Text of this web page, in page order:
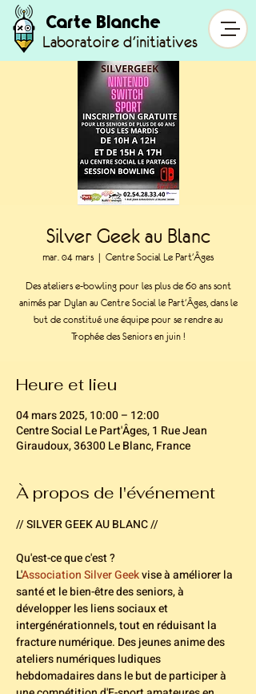
Carte Blanche
Laboratoire d'initiatives
Silver Geek au Blanc
mar. 04 mars Centre Social Le Part'Âges
Des ateliers e-bowling pour les plus de 60 ans sont
animés par Dylan au Centre Social le Part'Âges, dans le
but de constitué une équipe pour se rendre au
Trophée des Seniors en juin !
Heure et lieu
04 mars 2025, 10:00 – 12:00
Centre Social Le Part'Âges, 1 Rue Jean
Giraudoux, 36300 Le Blanc, France
À propos de l'événement
// SILVER GEEK AU BLANC //
Qu'est-ce que c'est ?
L'Association Silver Geek vise à améliorer la
santé et le bien-être des seniors, à
développer les liens sociaux et
intergénérationnels, tout en réduisant la
fracture numérique. Des jeunes anime des
ateliers numériques ludiques
hebdomadaires dans le but de participer à